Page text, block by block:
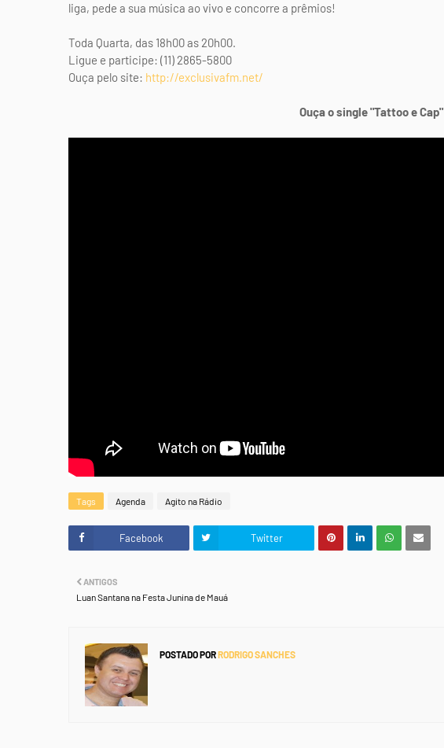
liga, pede a sua música ao vivo e concorre a prêmios!
Toda Quarta, das 18h00 as 20h00.
Ligue e participe: (11) 2865-5800
Ouça pelo site: http://exclusivafm.net/
Ouça o single "Tattoo e Cap"
Tags Agenda Agito na Rádio
Facebook Twitter
ANTIGOS
Luan Santana na Festa Junina de Mauá
POSTADO PORRODRIGO SANCHES